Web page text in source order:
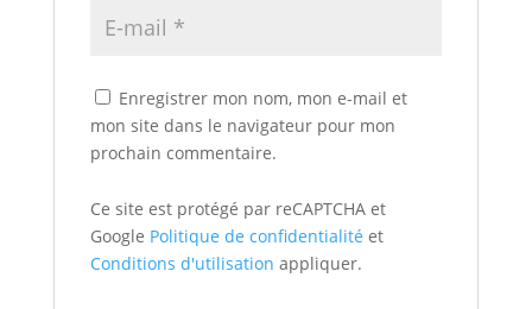
Enregistrer mon nom, mon e-mail et
mon site dans le navigateur pour mon
prochain commentaire.
Ce site est protégé par reCAPTCHA et
Google Politique de confidentialité et
Conditions d'utilisation appliquer.